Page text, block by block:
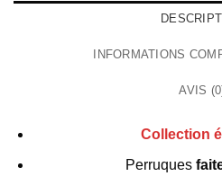
INFORMATIONS
AVIS
Collection
Perruques